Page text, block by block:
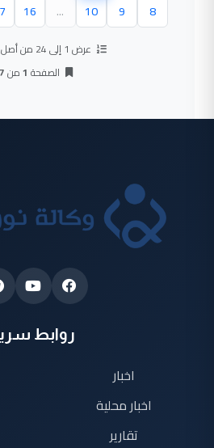
8
9
10
...
16
عرض 1 إلى 24 من أصل
الصفحة 1من
روابط
اخبار
اخبار محلية
تقارير